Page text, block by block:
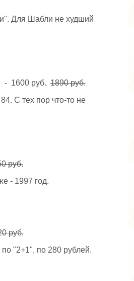
Для Шабли не худший
- 1600 руб.1890 руб.
С тех пор что-то не
руб.
- 1997 год.
руб.
"2+1", по 280 рублей.